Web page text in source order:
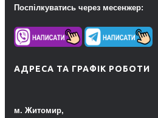
Поспілкуватись через месенжер:
АДРЕСА ТА ГРАФІК РОБОТИ
м. Житомир,